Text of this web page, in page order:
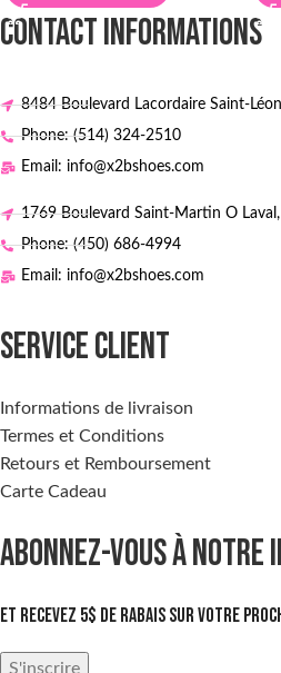
CONTACT INFORMATIONS
8484 Boulevard Lacordaire Saint-
Phone: (514) 324-2510
Email: info@x2bshoes.com
1769 Boulevard Saint-Martin O
Phone: (450) 686-4994
Email: info@x2bshoes.com
SERVICE CLIENT
Informations de livraison
Termes et Conditions
Retours et Remboursement
Carte Cadeau
ABONNEZ-VOUS À NOTRE
Et recevez 5$ de rabais sur votre
S'inscrire